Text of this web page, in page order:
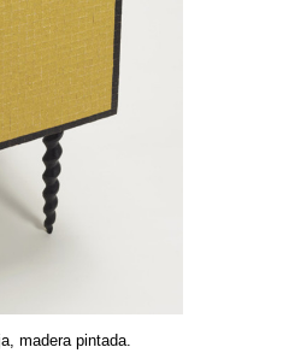
madera pintada.